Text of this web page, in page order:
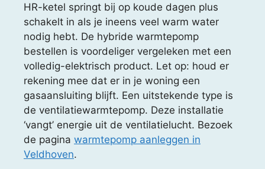
HR-ketel springt bij op koude dagen plus
schakelt in als je ineens veel warm water
nodig hebt. De hybride warmtepomp
bestellen is voordeliger vergeleken met een
volledig-elektrisch product. Let op: houd er
rekening mee dat er in je woning een
gasaansluiting blijft. Een uitstekende type is
de ventilatiewarmtepomp. Deze installatie
‘vangt’ energie uit de ventilatielucht. Bezoek
de pagina warmtepomp aanleggen in
Veldhoven.